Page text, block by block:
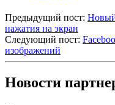
Предыдущий пост: Новый
нажатия на экран
Следующий пост:
изображений
Новости